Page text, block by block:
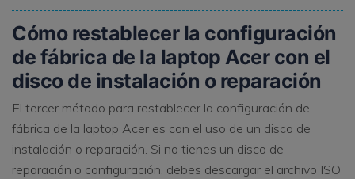
Cómo restablecer la configuración
de fábrica de la laptop Acer con el
disco de instalación o reparación
El tercer método para restablecer la configuración de
fábrica de la laptop Acer es con el uso de un disco de
instalación o reparación. Si no tienes un disco de
reparación o configuración, debes descargar el archivo ISO